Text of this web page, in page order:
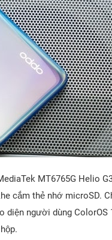
MT6765G Helio
cắm thẻ nhớ microSD.
diện người dùng ColorOS